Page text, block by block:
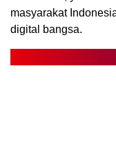
masyarakat
digital bangsa.